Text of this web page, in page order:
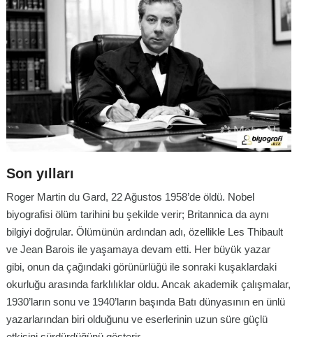
Son yılları
Roger Martin du Gard, 22 Ağustos 1958’de öldü. Nobel
biyografisi ölüm tarihini bu şekilde verir; Britannica da aynı
bilgiyi doğrular. Ölümünün ardından adı, özellikle Les Thibault
ve Jean Barois ile yaşamaya devam etti. Her büyük yazar
gibi, onun da çağındaki görünürlüğü ile sonraki kuşaklardaki
okurluğu arasında farklılıklar oldu. Ancak akademik çalışmalar,
1930’ların sonu ve 1940’ların başında Batı dünyasının en ünlü
yazarlarından biri olduğunu ve eserlerinin uzun süre güçlü